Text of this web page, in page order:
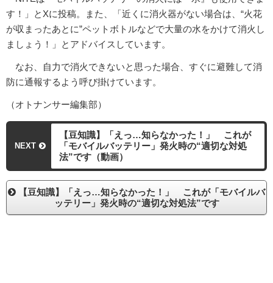
す！」とXに投稿。また、「近くに消火器がない場合は、“火花
が収まったあとに”ペットボトルなどで大量の水をかけて消火し
ましょう！」とアドバイスしています。
なお、自力で消火できないと思った場合、すぐに避難して消
防に通報するよう呼び掛けています。
（オトナンサー編集部）
NEXT
【豆知識】「えっ…知らなかった！」 これが
「モバイルバッテリー」発火時の“適切な対処
法”です（動画）
【豆知識】「えっ…知らなかった！」 これが「モバイルバ
ッテリー」発火時の“適切な対処法”です